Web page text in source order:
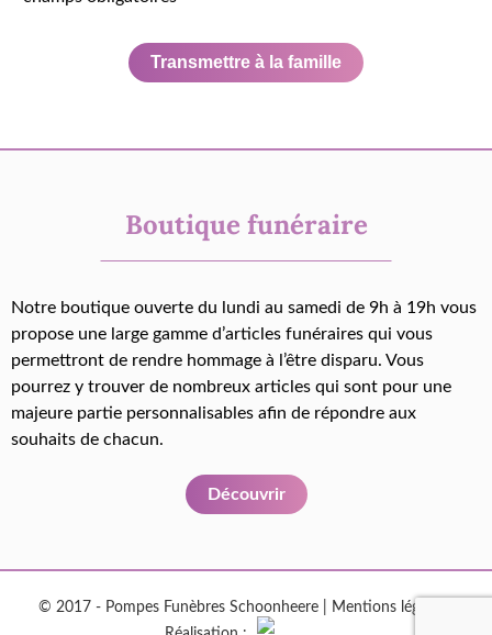
Transmettre à la famille
Boutique funéraire
Notre boutique ouverte du lundi au samedi de 9h à 19h vous
propose une large gamme d’articles funéraires qui vous
permettront de rendre hommage à l’être disparu. Vous
pourrez y trouver de nombreux articles qui sont pour une
majeure partie personnalisables afin de répondre aux
souhaits de chacun.
Découvrir
© 2017 - Pompes Funèbres Schoonheere | Mentions légales